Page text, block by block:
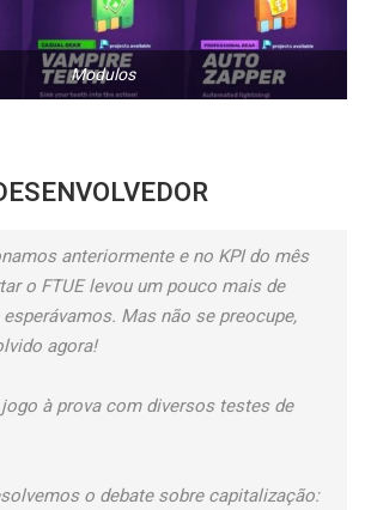
Modulos
anteriormente e no KPI do mês
o FTUE levou um pouco mais de
Mas não se preocupe,
agora!
à prova com diversos testes de
o debate sobre capitalização: